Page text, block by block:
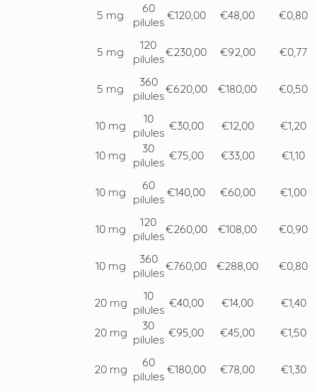
5 mg
60
pilules €120,00 €48,00 €0,80
5 mg
120
pilules€230,00 €92,00 €0,77
5 mg
360
pilules€620,00 €180,00 €0,50
10 mg
10
pilules €30,00 €12,00 €1,20
10 mg
30
pilules €75,00 €33,00 €1,10
10 mg
60
pilules €140,00 €60,00 €1,00
10 mg
120
pilules€260,00 €108,00 €0,90
10 mg
360
pilules€760,00 €288,00 €0,80
20 mg
10
pilules €40,00 €14,00 €1,40
20 mg
30
pilules €95,00 €45,00 €1,50
20 mg
60
pilules €180,00 €78,00 €1,30